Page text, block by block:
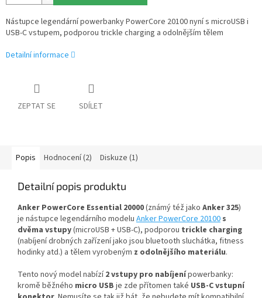
Nástupce legendární powerbanky PowerCore 20100 nyní s microUSB i
USB-C vstupem, podporou trickle charging a odolnějším tělem
Detailní informace
ZEPTAT SE SDÍLET
Popis Hodnocení (2) Diskuze (1)
Detailní popis produktu
Anker PowerCore Essential 20000(známý též jako Anker 325)
je nástupce legendárního modelu Anker PowerCore 20100 s
dvěma vstupy(microUSB + USB-C), podporou trickle charging
(nabíjení drobných zařízení jako jsou bluetooth sluchátka, fitness
hodinky atd.) a tělem vyrobeným z odolnějšího materiálu.
Tento nový model nabízí2 vstupy pro nabíjenípowerbanky:
kromě běžného micro USB je zde přítomen také USB-C vstupní